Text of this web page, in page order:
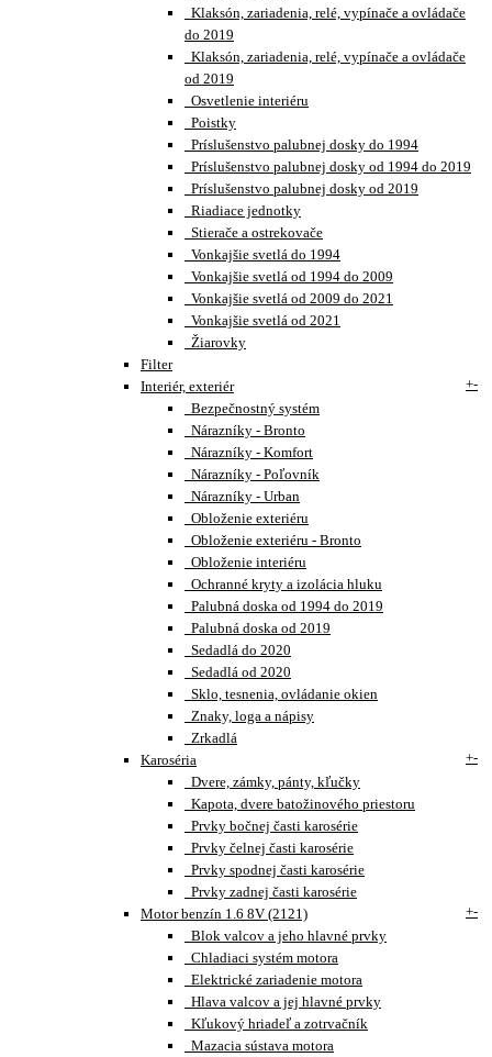
Klaksón, zariadenia, relé, vypínače a ovládače
do 2019
Klaksón, zariadenia, relé, vypínače a ovládače
od 2019
Osvetlenie interiéru
Poistky
Príslušenstvo palubnej dosky do 1994
Príslušenstvo palubnej dosky od 1994 do 2019
Príslušenstvo palubnej dosky od 2019
Riadiace jednotky
Stierače a ostrekovače
Vonkajšie svetlá do 1994
Vonkajšie svetlá od 1994 do 2009
Vonkajšie svetlá od 2009 do 2021
Vonkajšie svetlá od 2021
Žiarovky
Filter
Interiér, exteriér
+-
Bezpečnostný systém
Nárazníky - Bronto
Nárazníky - Komfort
Nárazníky - Poľovník
Nárazníky - Urban
Obloženie exteriéru
Obloženie exteriéru - Bronto
Obloženie interiéru
Ochranné kryty a izolácia hluku
Palubná doska od 1994 do 2019
Palubná doska od 2019
Sedadlá do 2020
Sedadlá od 2020
Sklo, tesnenia, ovládanie okien
Znaky, loga a nápisy
Zrkadlá
Karoséria
+-
Dvere, zámky, pánty, kľučky
Kapota, dvere batožinového priestoru
Prvky bočnej časti karosérie
Prvky čelnej časti karosérie
Prvky spodnej časti karosérie
Prvky zadnej časti karosérie
Motor benzín 1.6 8V (2121)
+-
Blok valcov a jeho hlavné prvky
Chladiaci systém motora
Elektrické zariadenie motora
Hlava valcov a jej hlavné prvky
Kľukový hriadeľ a zotrvačník
Mazacia sústava motora